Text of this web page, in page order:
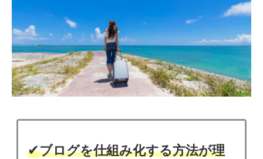
✔︎ブログを仕組み化する方法が理